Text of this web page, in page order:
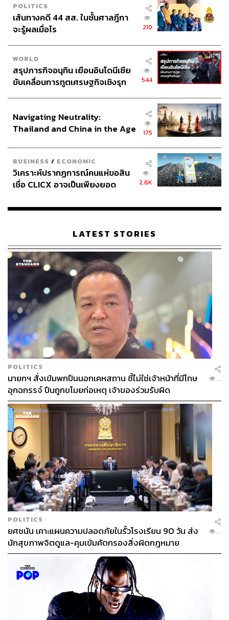
POLITICS
เส้นทางคดี 44 สส. ในชั้นศาลฎีกา
จะรู้ผลเมื่อไร
210
WORLD
สรุปภารกิจอนุทิน เยือนอินโดนีเซีย
ขับเคลื่อนการทูตเศรษฐกิจเชิงรุก
544
Navigating Neutrality:
Thailand and China in the Age
175
BUSINESS / ECONOMIC
วิเคราะห์ปรากฏการณ์คนแห่ขอสิน
เชื่อ CLICX อาจเป็นเพียงยอด
เรือนไทยที่ถูกซุกไว้
2.6K
LATEST STORIES
POLITICS
นายกฯ สั่งเข้มพกปืนนอกเคหสถาน ชี้ไม่ใช่เจ้าหน้าที่มีโทษ
อุกฉกรรจ์ ปืนถูกขโมยก่อเหตุ เจ้าของร่วมรับผิด
...
POLITICS
ยศชนัน เคาะแผนความปลอดภัยในรั้วโรงเรียน 90 วัน ส่ง
นักสุขภาพจิตดูแล-คุมเข้มคัดกรองสิ่งผิดกฎหมาย
...